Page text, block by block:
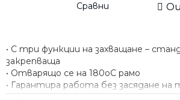
Сравни
• С три функции на захващане –
закрепваща
• Отварящо се на 180оC рамо
• Гарантира работа без засядане на
• Захваща до 20 листа с телчета